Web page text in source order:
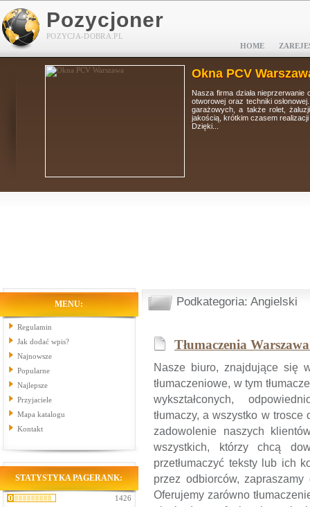
Pozycjoner
POZYCJA-DOBRA.PL
HOME
Okna PCV
Nasza firma działa
otworowej oraz techniki
garażowych, a także rolet,
jakością, krótkim czasem
Dzięki...
MENU:
Regulamin
Jak dodać wpis?
Najnowsze
Popularne
Najlepsze
Przyjaciele
Mapa katalogu
Kontakt
STATYSTYKA PAGERANK:
1426
Podkategoria: Angielski
Tłumaczenia
Nasze biuro, znajdujące się
tłumaczeniowe, w tym
wykształconych,
tłumaczy, a wszystko w
zadowolenie naszych
wszystkich, którzy chcą
przetłumaczyć teksty lub ich
przez odbiorców,
Oferujemy zarówno